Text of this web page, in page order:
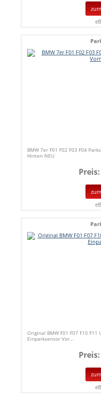
BMW 7er F01 F02 F03 F04
Hinten NEU
Preis:
Original BMW F01 F07 F10 F11
Einparksensor Vor...
Preis: